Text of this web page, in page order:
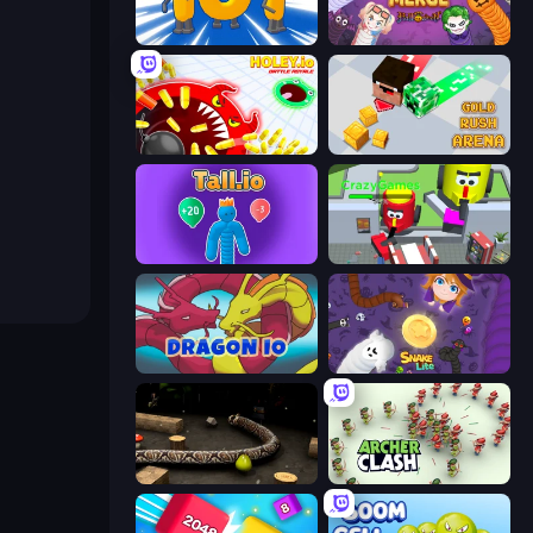
Numbers Arena Snake Merge: Idle & io Zone
Holey.io Battle Royale Gold Rush Arena
Tall.io CleanUp.IO
Dragon.io Snake Lite
Snake 3D Archer Clash